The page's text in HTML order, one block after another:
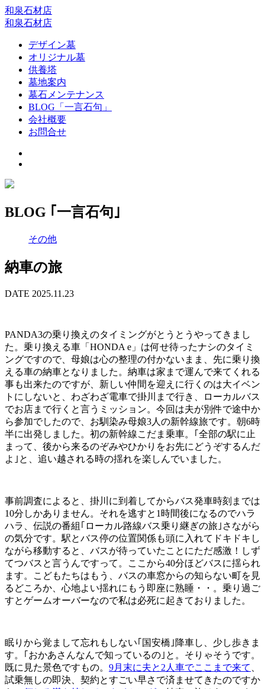
和泉石材店
和泉石材店
デザイン墓
オリジナル墓
供養塔
墓地案内
墓石メンテナンス
BLOG「一言石句」
会社概要
お問合せ
BLOG ｢一言石句｣
その他
納車の旅
DATE 2025.11.23
PANDA3の乗り換えのタイミングがとうとうやってきまし
た。乗り換える車「HONDA e」は何せ待ったナシのタイミ
ングですので、母娘は心の整理の付かないまま、先に乗り換
える車の納車となりました。納車は家まで運んで来てくれる
事も出来たのですが、新しい仲間を迎えに行くのは大イベン
トにしないと、わざわざ電車で掛川まで行き、ローカルバス
でお店まで行くと言うミッション。今回は夫が別件で途中か
ら参加でしたので、お馴染み母娘3人の新幹線旅です。朝6時
半に出発しました。初の新幹線こだま乗車。｢全部の駅に止
まって、後から来るのぞみやひかりをお先にどうぞするんだ
よ｣と、追い越される時の揺れを楽しんでいました。
事前調査によると、掛川に到着してからバス発車時刻までは
10分しかありません。それを逃すと1時間後になるのでハラ
ハラ、伝説の番組｢ローカル路線バス乗り継ぎの旅｣さながら
の気分です。駅とバス停の位置関係も頭に入れてドキドキし
ながら移動すると、バスが待っていたことにただ感激！しず
てつバスと言うんですって。ここから40分ほどバスに揺られ
ます。こどもたちはもう、バスの車窓からの知らない町を見
るどころか、心地よい揺れにもう即座に熟睡・・。乗り過ご
すとゲームオーバーなので私は必死に起きておりました。
眠りから覚まして忘れもしない｢国安橋｣降車し、少し歩きま
す。｢おかあさんなんで知っているの｣と。そりゃそうです。
既に見た景色ですもの。 9月末に夫と2人車でここまで来て
試乗無しの即決、契約とすごい早さで済ませてきたのですか